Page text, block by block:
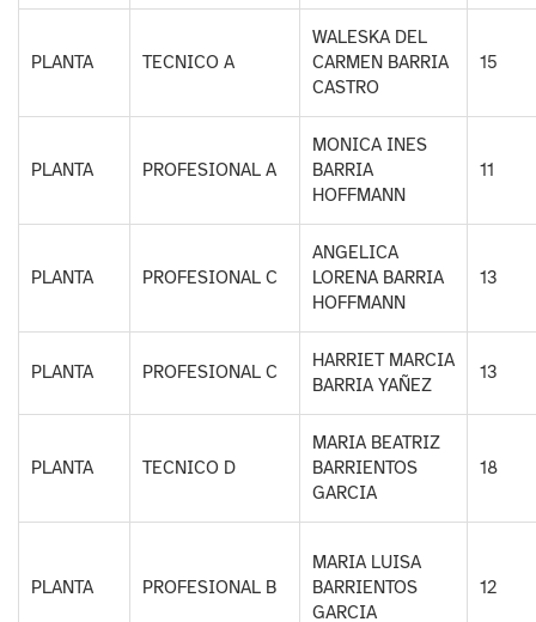
PLANTA TECNICO A
WALESKA DEL
CARMEN BARRIA
CASTRO
15
PLANTA PROFESIONAL A
MONICA INES
BARRIA
HOFFMANN
11
PLANTA PROFESIONAL C
ANGELICA
LORENA BARRIA
HOFFMANN
13
PLANTA PROFESIONAL C
HARRIET MARCIA
BARRIA YAÑEZ
13
PLANTA TECNICO D
MARIA BEATRIZ
BARRIENTOS
GARCIA
18
PLANTA PROFESIONAL B
MARIA LUISA
BARRIENTOS
GARCIA
12